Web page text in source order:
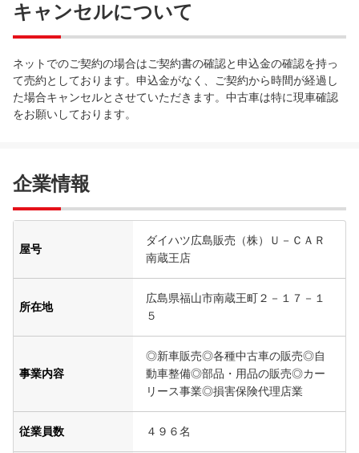
キャンセルについて
ネットでのご契約の場合はご契約書の確認と申込金の確認を持っ
て売約としております。申込金がなく、ご契約から時間が経過し
た場合キャンセルとさせていただきます。中古車は特に現車確認
をお願いしております。
企業情報
屋号
ダイハツ広島販売（株）Ｕ－ＣＡＲ
南蔵王店
所在地
広島県福山市南蔵王町２－１７－１
５
事業内容
◎新車販売◎各種中古車の販売◎自
動車整備◎部品・用品の販売◎カー
リース事業◎損害保険代理店業
従業員数 ４９６名